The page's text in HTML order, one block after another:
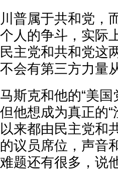
川普属于共和党，
个人的争斗，实际
民主党和共和党这
不会有第三方力量
马斯克和他的“美
但他想成为真正的
以来都由民主党和
的议员席位，声音
难题还有很多，说